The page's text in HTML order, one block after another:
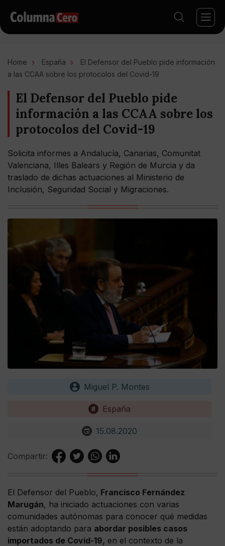
Home España
El Defensor del Pueblo pide información
a las CCAA sobre los protocolos del Covid-19
El Defensor del Pueblo pide
información a las CCAA sobre los
protocolos del Covid-19
Solicita informes a Andalucía, Canarias, Comunitat
Valenciana, Illes Balears y Región de Murcia y da
traslado de dichas actuaciones al Ministerio de
Inclusión, Seguridad Social y Migraciones.
Miguel P. Montes
España
15.08.2020
Compartir:
El Defensor del Pueblo, Francisco Fernández
Marugán, ha iniciado actuaciones con varias
comunidades autónomas para conocer qué medidas
están adoptando para abordar posibles casos
importados de Covid-19, en el contexto de la